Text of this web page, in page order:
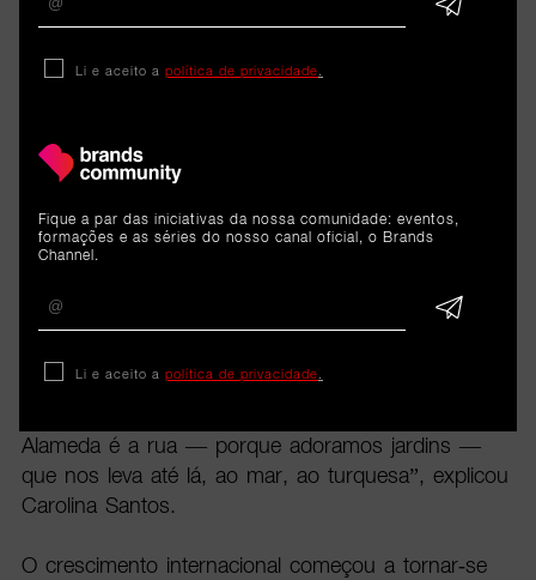
A história da Alameda Turquesa
familiar à criatividade, ao design e ao artesanato,
construída inicialmente em torno da visão criativa da
nasceu de uma paixão familiar pelo design, pela
criatividade e pelo desejo de criar peças diferentes
e com identidade própria”, contou.
emocional ao universo visual que procuravam
Alameda é a rua — porque adoramos jardins —
que nos leva até lá, ao mar, ao turquesa”, explicou
Carolina Santos.
O crescimento internacional começou a tornar-se
Li e aceito a política de privacidade
Fique a par das iniciativas da nossa comunidade: eventos,
formações e as séries do nosso canal oficial, o Brands
Channel.
Li e aceito a política de privacidade